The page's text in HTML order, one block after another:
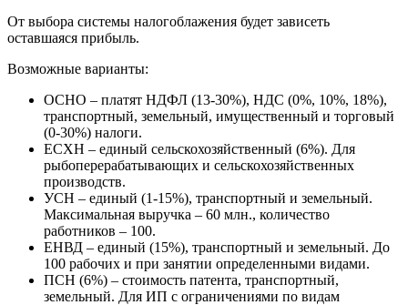
От выбора системы налогоблажения будет зависеть
оставшаяся прибыль.
Возможные варианты:
ОСНО – платят НДФЛ (13-30%), НДС (0%, 10%, 18%),
транспортный, земельный, имущественный и торговый
(0-30%) налоги.
ЕСХН – единый сельскохозяйственный (6%). Для
рыбоперерабатывающих и сельскохозяйственных
производств.
УСН – единый (1-15%), транспортный и земельный.
Максимальная выручка – 60 млн., количество
работников – 100.
ЕНВД – единый (15%), транспортный и земельный. До
100 рабочих и при занятии определенными видами.
ПСН (6%) – стоимость патента, транспортный,
земельный. Для ИП с ограничениями по видам